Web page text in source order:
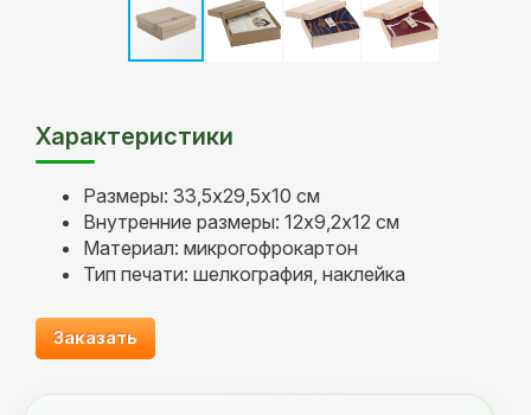
Характеристики
Размеры: 33,5х29,5х10 см
Внутренние размеры: 12х9,2х12 см
Материал: микрогофрокартон
Тип печати: шелкография, наклейка
Заказать